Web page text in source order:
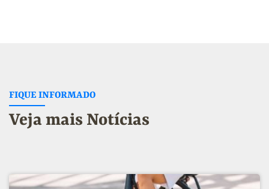
FIQUE INFORMADO
Veja mais Notícias